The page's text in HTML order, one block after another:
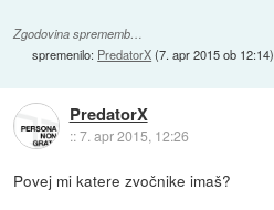
Zgodovina sprememb…
spremenilo: PredatorX(7. apr 2015 ob 12:14)
PredatorX
::7. apr 2015, 12:26
Povej mi katere zvočnike imaš?